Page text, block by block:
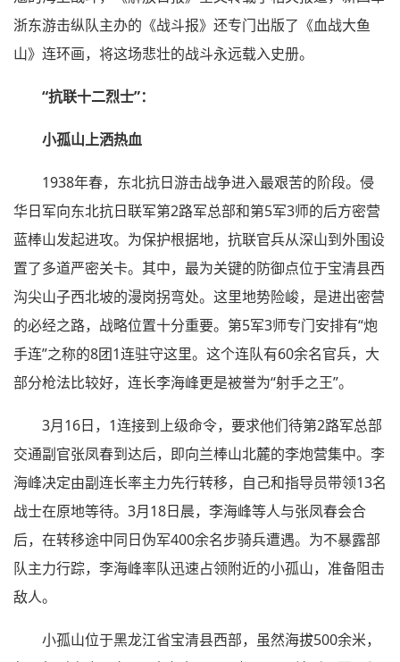
浙东游击纵队主办的《战斗报》还专门出版了《血战大鱼
山》连环画，将这场悲壮的战斗永远载入史册。
“抗联十二烈士”：
小孤山上洒热血
1938年春，东北抗日游击战争进入最艰苦的阶段。侵
华日军向东北抗日联军第2路军总部和第5军3师的后方密营
蓝棒山发起进攻。为保护根据地，抗联官兵从深山到外围设
置了多道严密关卡。其中，最为关键的防御点位于宝清县西
沟尖山子西北坡的漫岗拐弯处。这里地势险峻，是进出密营
的必经之路，战略位置十分重要。第5军3师专门安排有“炮
手连”之称的8团1连驻守这里。这个连队有60余名官兵，大
部分枪法比较好，连长李海峰更是被誉为“射手之王”。
3月16日，1连接到上级命令，要求他们待第2路军总部
交通副官张凤春到达后，即向兰棒山北麓的李炮营集中。李
海峰决定由副连长率主力先行转移，自己和指导员带领13名
战士在原地等待。3月18日晨，李海峰等人与张凤春会合
后，在转移途中同日伪军400余名步骑兵遭遇。为不暴露部
队主力行踪，李海峰率队迅速占领附近的小孤山，准备阻击
敌人。
小孤山位于黑龙江省宝清县西部，虽然海拔500余米，